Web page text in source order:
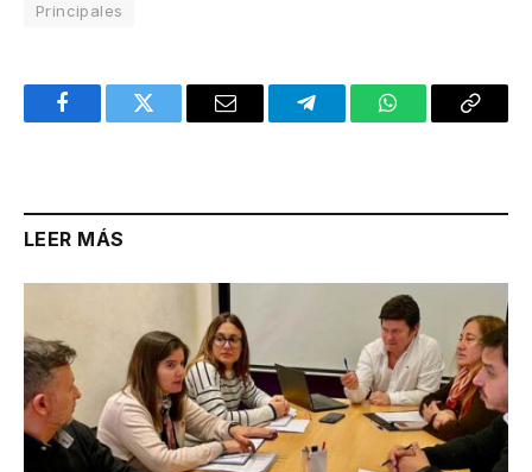
Principales
FacebookTwitter Email TelegramWhatsAppCopy
LEER MÁS